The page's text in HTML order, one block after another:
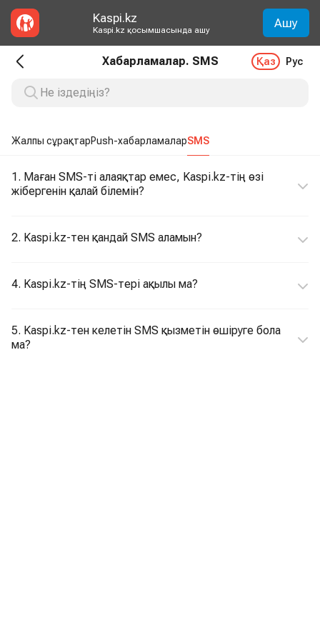
Kaspi.kz
Kaspi.kz қосымшасында ашу Ашу
Хабарламалар. SMS Қаз Рус
Жалпы сұрақтарPush-хабарламаларSMS
1. Маған SMS-ті алаяқтар емес, Kaspi.kz-тің өзі
жібергенін қалай білемін?
2. Kaspi.kz-тен қандай SMS аламын?
4. Kaspi.kz-тің SMS-тері ақылы ма?
5. Kaspi.kz-тен келетін SMS қызметін өшіруге бола
ма?